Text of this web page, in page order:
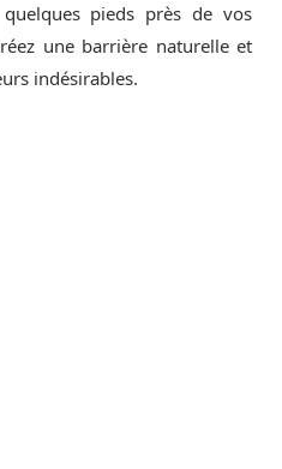
pieds près de vos
une barrière naturelle et
indésirables.